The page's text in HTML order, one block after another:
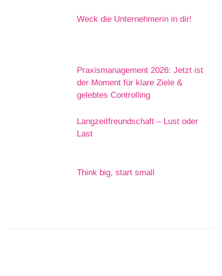
Weck die Unternehmerin in dir!
Praxismanagement 2026: Jetzt ist
der Moment für klare Ziele &
gelebtes Controlling
Langzeitfreundschaft – Lust oder
Last
Think big, start small